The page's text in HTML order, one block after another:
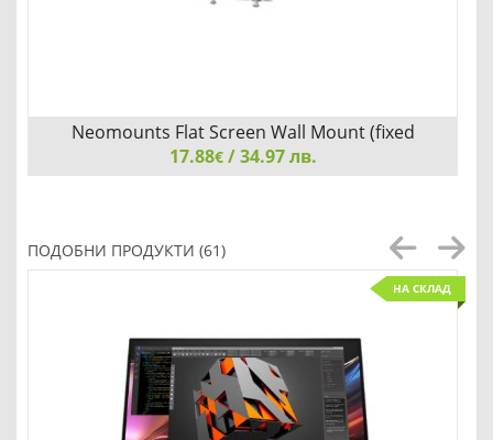
Детайли Сравни
Neomounts Flat Screen Wall Mount (fixed
17.88€/ 34.97 лв.
ПОДОБНИ ПРОДУКТИ (61)
НА СКЛАД